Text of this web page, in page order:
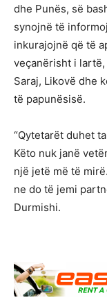
dhe Punës, së
synojnë të
inkurajojnë që të
veçanërisht i
Saraj, Likovë dhe
të papunësisë.
“Qytetarët duhet
Këto nuk janë
një jetë më të
ne do të jemi
Durmishi.